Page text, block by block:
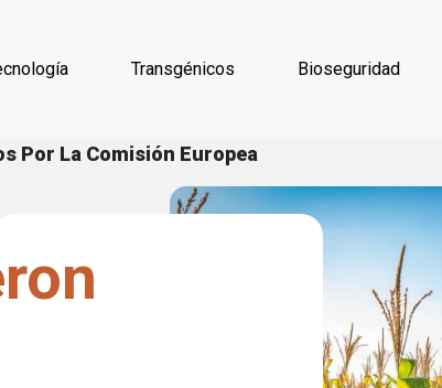
Transgénicos Bioseguridad
ayuda a la
Por La Comisión Europea